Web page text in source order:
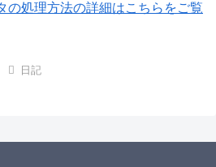
の処理方法の詳細はこちらをご覧
日記